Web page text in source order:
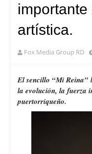
artística.
Fox Media Group RD
El sencillo “Mi Reina”
la evolución, la fuerza
puertorriqueño.